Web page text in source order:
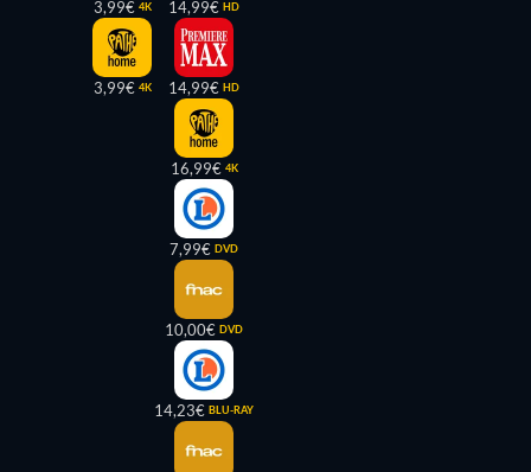
3,99€ 4K
3,99€ 4K
14,99€ HD
14,99€ HD
16,99€ 4K
7,99€ DVD
10,00€ DVD
14,23€ BLU-RAY